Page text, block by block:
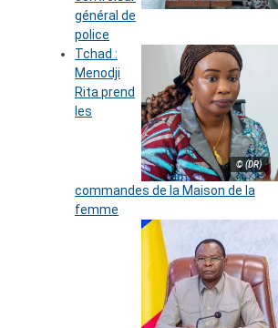
général de
police
© (DR)
Tchad :
Menodji
Rita prend
les
commandes de la Maison de la
femme